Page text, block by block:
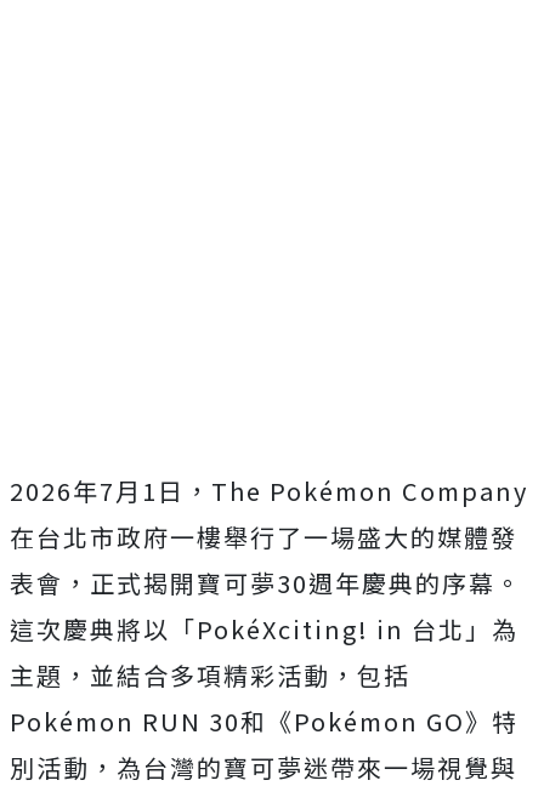
2026年7月1日，The Pokémon Company
在台北市政府一樓舉行了一場盛大的媒體發
表會，正式揭開寶可夢30週年慶典的序幕。
這次慶典將以「PokéXciting! in 台北」為
主題，並結合多項精彩活動，包括
Pokémon RUN 30和《Pokémon GO》特
別活動，為台灣的寶可夢迷帶來一場視覺與